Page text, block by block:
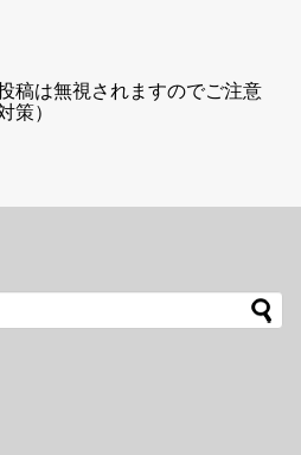
稿は無視されますのでご注意
策）